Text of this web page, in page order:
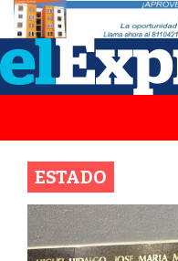
ESTADO